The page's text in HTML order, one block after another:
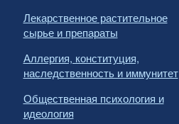
Лекарственное растительное
сырье и препараты
Аллергия, конституция,
наследственность и иммунитет
Общественная психология и
идеология